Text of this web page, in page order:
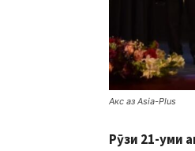
Акс аз Asia-Plus
Рӯзи 21-уми